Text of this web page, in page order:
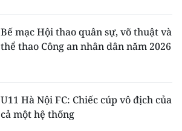
Bế mạc Hội thao quân sự, võ thuật và
thể thao Công an nhân dân năm 2026
U11 Hà Nội FC: Chiếc cúp vô địch của
cả một hệ thống